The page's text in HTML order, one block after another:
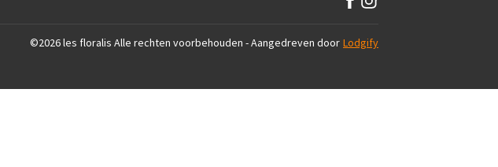
©2026les floralis Alle rechten voorbehouden - Aangedreven door Lodgify